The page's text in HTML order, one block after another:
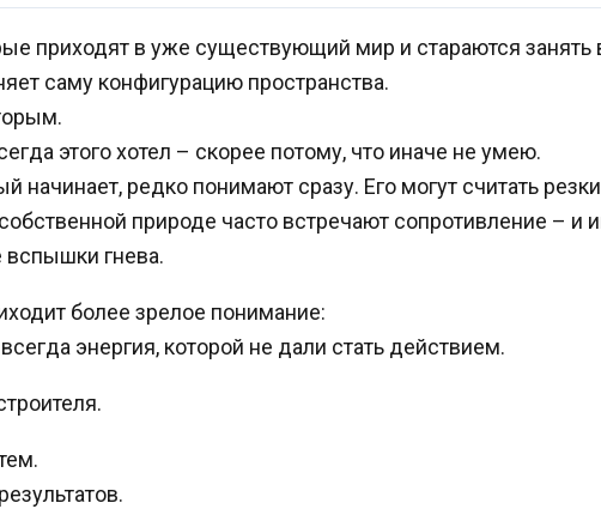
приходят в уже существующий мир и стараются занять
саму конфигурацию пространства.
этого хотел – скорее потому, что иначе не умею.
начинает, редко понимают сразу. Его могут считать
природе часто встречают сопротивление – и
гнева.
более зрелое понимание:
энергия, которой не дали стать действием.